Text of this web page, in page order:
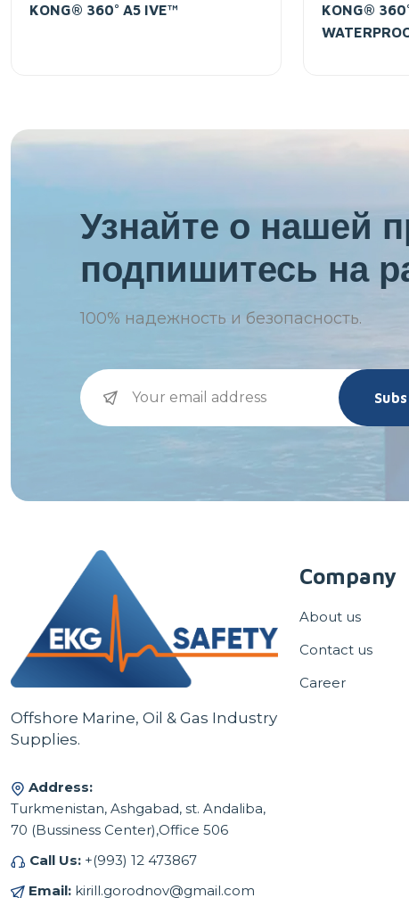
KONG® 360° A5 IVE™
KONG®
Узнайте о нашей
подпишитесь на
100% надежность и безопасность.
Offshore Marine, Oil & Gas Industry
Supplies.
Address:
Turkmenistan, Ashgabad, st. Andaliba,
70 (Bussiness Center),Office 506
Call Us: +(993) 12 473867
Email: kirill.gorodnov@gmail.com
Company
About us
Contact us
Career